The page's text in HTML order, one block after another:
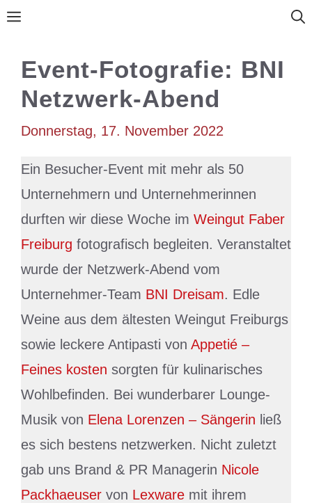
Zum
springen
Menü
Event-Fotografie: BNI
Netzwerk-Abend
Donnerstag, 17. November 2022
Ein Besucher-Event mit mehr als 50
Unternehmern und Unternehmerinnen
durften wir diese Woche im Weingut Faber
Freiburg fotografisch begleiten. Veranstaltet
wurde der Netzwerk-Abend vom
Unternehmer-Team BNI Dreisam. Edle
Weine aus dem ältesten Weingut Freiburgs
sowie leckere Antipasti von Appetié –
Feines kosten sorgten für kulinarisches
Wohlbefinden. Bei wunderbarer Lounge-
Musik von Elena Lorenzen – Sängerin ließ
es sich bestens netzwerken. Nicht zuletzt
gab uns Brand & PR Managerin Nicole
Packhaeuser von Lexware mit ihrem